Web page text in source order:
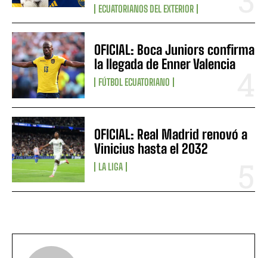
ECUATORIANOS DEL EXTERIOR
OFICIAL: Boca Juniors confirma
la llegada de Enner Valencia
FÚTBOL ECUATORIANO
OFICIAL: Real Madrid renovó a
Vinicius hasta el 2032
LA LIGA